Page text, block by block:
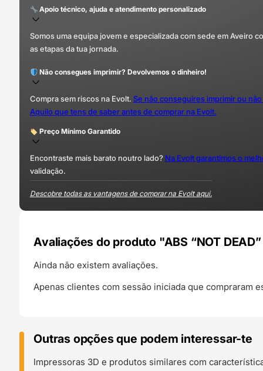
Apoio técnico, ajuda e atendimento personalizado
Somos uma equipa jovem e especializada com sede em Aveiro
as etapas da tua jornada.
Não consegues imprimir? Devolvemos o dinheiro!
Compra sem riscos na Evolt. Se não conseguires imprimir ou
Aquilo que tens de saber antes de comprar na Evolt.
Preço Mínimo Garantido
Encontraste mais barato noutro lado? Na Evolt garantimos o
validação.
Descobre todas as vantagens de comprar na Evolt aqui.
Avaliações do produto "ABS “NOT
Ainda não existem avaliações.
Apenas clientes com sessão iniciada que compraram
Outras opções que podem interessar-te
Impressoras 3D e produtos similares com